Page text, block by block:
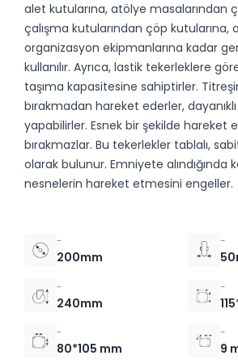
alet kutularına, atölye masalarından
çalışma kutularından çöp kutularına,
organizasyon ekipmanlarına kadar
kullanılır. Ayrıca, lastik tekerleklere
taşıma kapasitesine sahiptirler.
bırakmadan hareket ederler,
yapabilirler. Esnek bir şekilde hareket
bırakmazlar. Bu tekerlekler tablalı,
olarak bulunur. Emniyete alındığında
nesnelerin hareket etmesini engeller.
-
200mm
-
-
240mm
-
-
80*105 mm
-
9